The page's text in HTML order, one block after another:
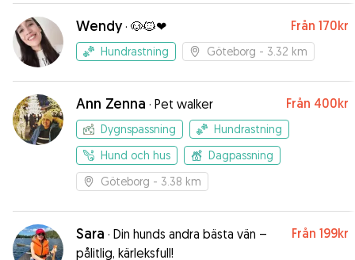
Wendy· 🐶🐱❤ Från 170kr
Hundrastning Göteborg - 3.32 km
Ann Zenna · Pet walker Från 400kr
Dygnspassning
Hundrastning
Hund och hus
Dagpassning
Göteborg - 3.38 km
Sara · Din hunds andra bästa vän –
pålitlig, kärleksfull!
Från 199kr